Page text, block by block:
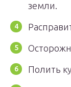
земли.
Полить